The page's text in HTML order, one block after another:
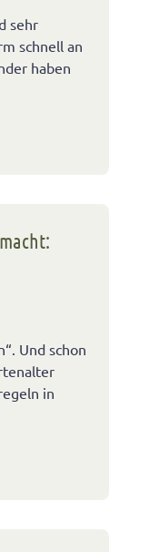
sehr
schnell an
haben
Und schon
in